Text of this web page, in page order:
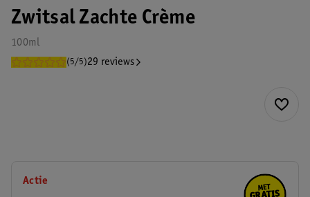
Zwitsal Zachte Crème
100ml
(5/5)29 reviews
Actie